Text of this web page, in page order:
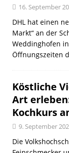
16. September
DHL hat einen
Markt“ an der
Weddinghofen
Öffnungszeiten
Köstliche
Art
Kochkurs
9. September
Die